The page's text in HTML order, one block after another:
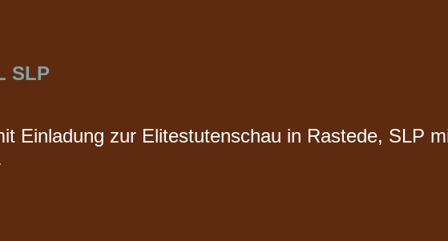
SLP
Einladung zur Elitestutenschau in Rastede, SLP